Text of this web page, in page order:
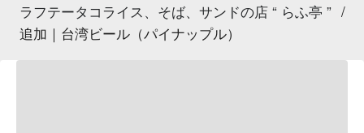
ラフテータコライス、そば、サンドの店 “ らふ亭 ” /
追加｜台湾ビール（パイナップル）